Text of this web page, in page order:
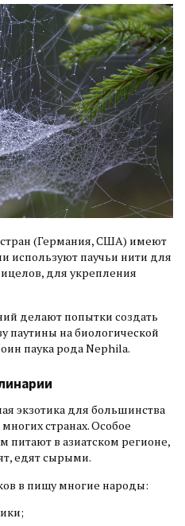
(Германия, США) имеют
используют паучьи нити для
для укрепления
делают попытки создать
паутины на биологической
паука рода Nephila.
экзотика для большинства
странах. Особое
питают в азиатском регионе,
едят сырыми.
в пищу многие народы: